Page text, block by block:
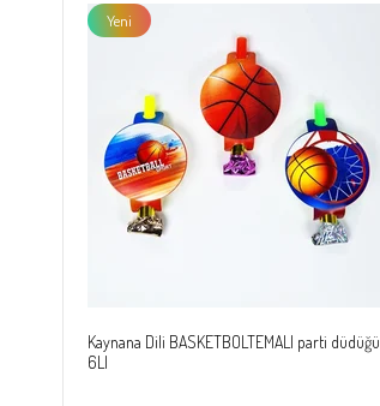
Kaynana Dili BASKETBOLTEMALI parti düdüğü
6LI
Yeni